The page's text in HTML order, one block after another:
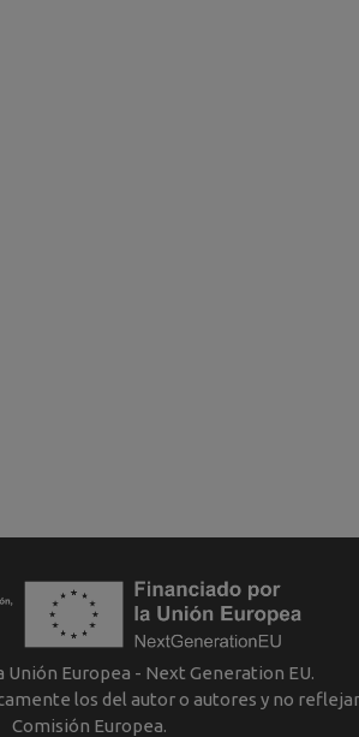
Unión Europea - Next Generation EU.
los del autor o autores y no
Comisión Europea.